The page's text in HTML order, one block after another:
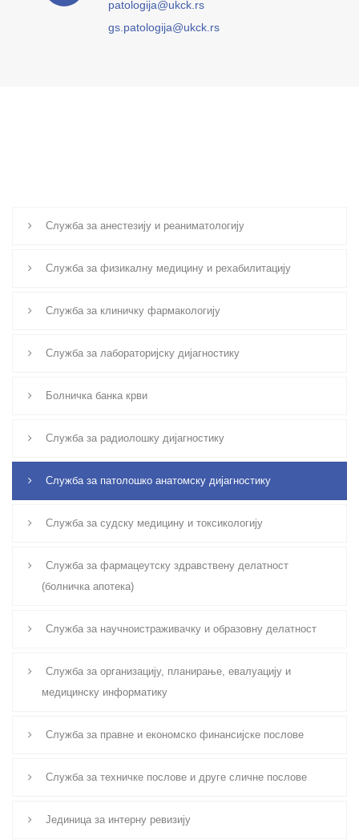
patologija@ukck.rs
gs.patologija@ukck.rs
Служба за анестезију и реаниматологију
Служба за физикалну медицину и рехабилитацију
Служба за клиничку фармакологију
Служба за лабораторијску дијагностику
Болничка банка крви
Служба за радиолошку дијагностику
Служба за патолошко анатомску дијагностику
Служба за судску медицину и токсикологију
Служба за фармацеутску здравствену делатност
(болничка апотека)
Служба за научноистраживачку и образовну делатност
Служба за организацију, планирање, евалуацију и
медицинску информатику
Служба за правне и економско финансијске послове
Служба за техничке послове и друге сличне послове
Јединица за интерну ревизију